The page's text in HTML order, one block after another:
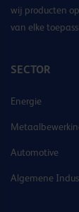
wij producten
van elke
SECTOR
Energie
Automotive
Algemene